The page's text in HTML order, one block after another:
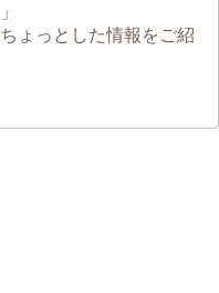
ょっとした情報をご紹